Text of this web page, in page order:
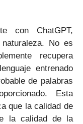
con ChatGPT,
No es
recupera
entrenado
de palabras
Esta
que la calidad de
la calidad de la